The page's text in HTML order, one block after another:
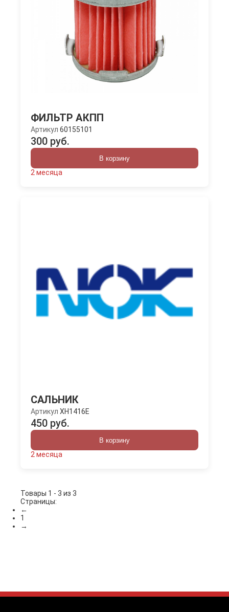
ФИЛЬТР АКПП
Артикул 60155101
300 руб.
В корзину
2 месяца
САЛЬНИК
Артикул XH1416E
450 руб.
В корзину
2 месяца
Товары 1 - 3 из 3
Страницы:
←
1
→